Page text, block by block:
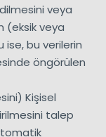
veya
(eksik veya
ise, bu verilerin
öngörülen
Kişisel
talep